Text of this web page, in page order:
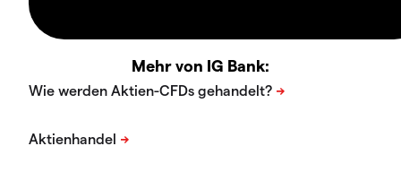
Mehr von IG Bank: